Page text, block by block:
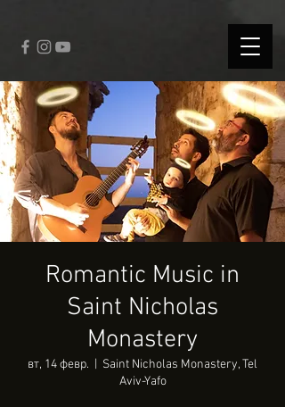
Romantic Music in
Saint Nicholas
Monastery
вт, 14 февр.
Saint Nicholas Monastery, Tel
Aviv-Yafo